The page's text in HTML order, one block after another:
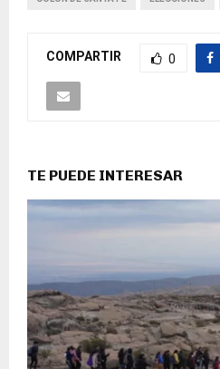
COMPARTIR 0
TE PUEDE INTERESAR